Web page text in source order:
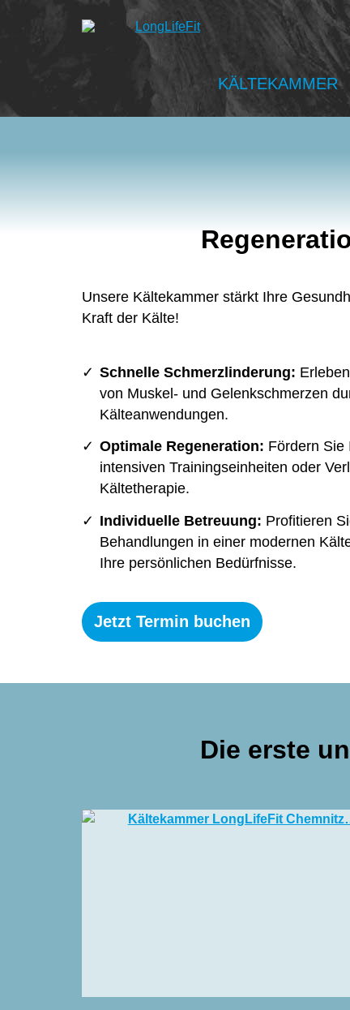
KÄLTEKAMMER
Unsere Kältekammer stärkt Ihre
Kraft der Kälte!
Schnelle Schmerzlinderung:
von Muskel- und Gelenkschmerzen
Kälteanwendungen.
Optimale Regeneration: Fördern Sie
intensiven Trainingseinheiten oder
Kältetherapie.
Individuelle Betreuung: Profitieren
Behandlungen in einer modernen
Ihre persönlichen Bedürfnisse.
Jetzt Termin buchen
Die erste